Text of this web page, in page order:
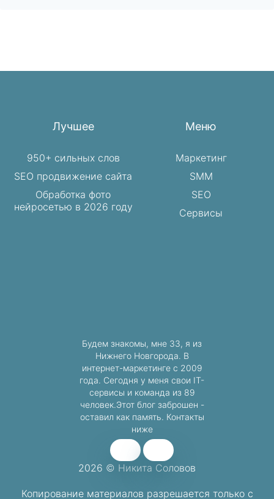
Лучшее
950+ сильных слов
SEO продвижение сайта
Обработка фото
нейросетью в 2026 году
Меню
Маркетинг
SMM
SEO
Сервисы
2026 © Никита Соловов
Копирование материалов разрешается только с
Будем знакомы, мне 33, я из
Нижнего Новгорода. В
интернет-маркетинге с 2009
года. Сегодня у меня свои IT-
сервисы и команда из 89
человек.Этот блог заброшен -
оставил как память. Контакты
ниже